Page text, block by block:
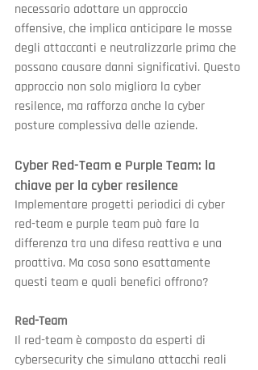
necessario adottare un approccio
offensive, che implica anticipare le mosse
degli attaccanti e neutralizzarle prima che
possano causare danni significativi. Questo
approccio non solo migliora la cyber
resilence, ma rafforza anche la cyber
posture complessiva delle aziende.
Cyber Red-Team e Purple Team: la
chiave per la cyber resilence
Implementare progetti periodici di cyber
red-team e purple team può fare la
differenza tra una difesa reattiva e una
proattiva. Ma cosa sono esattamente
questi team e quali benefici offrono?
Red-Team
Il red-team è composto da esperti di
cybersecurity che simulano attacchi reali